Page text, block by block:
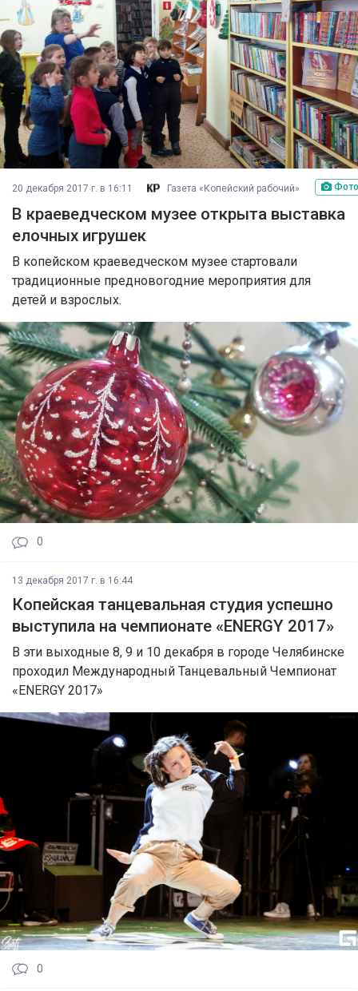
20 декабря 2017 г. в 16:11 Газета «Копейский рабочий»
В краеведческом музее открыта выставка
елочных игрушек
В копейском краеведческом музее стартовали
традиционные предновогодние мероприятия для
детей и взрослых.
0
13 декабря 2017 г. в 16:44
Копейская танцевальная студия успешно
выступила на чемпионате «ENERGY 2017»
В эти выходные 8, 9 и 10 декабря в городе Челябинске
проходил Международный Танцевальный Чемпионат
«ENERGY 2017»
0